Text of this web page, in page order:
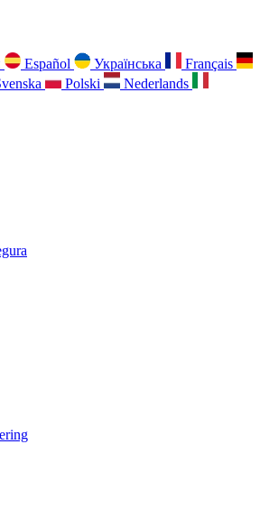
Español Українська
Français
Polski
Nederlands